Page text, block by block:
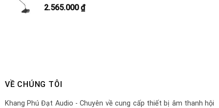
2.565.000₫
VỀ CHÚNG TÔI
Khang Phú Đạt Audio - Chuyên về cung cấp thiết bị âm thanh hội